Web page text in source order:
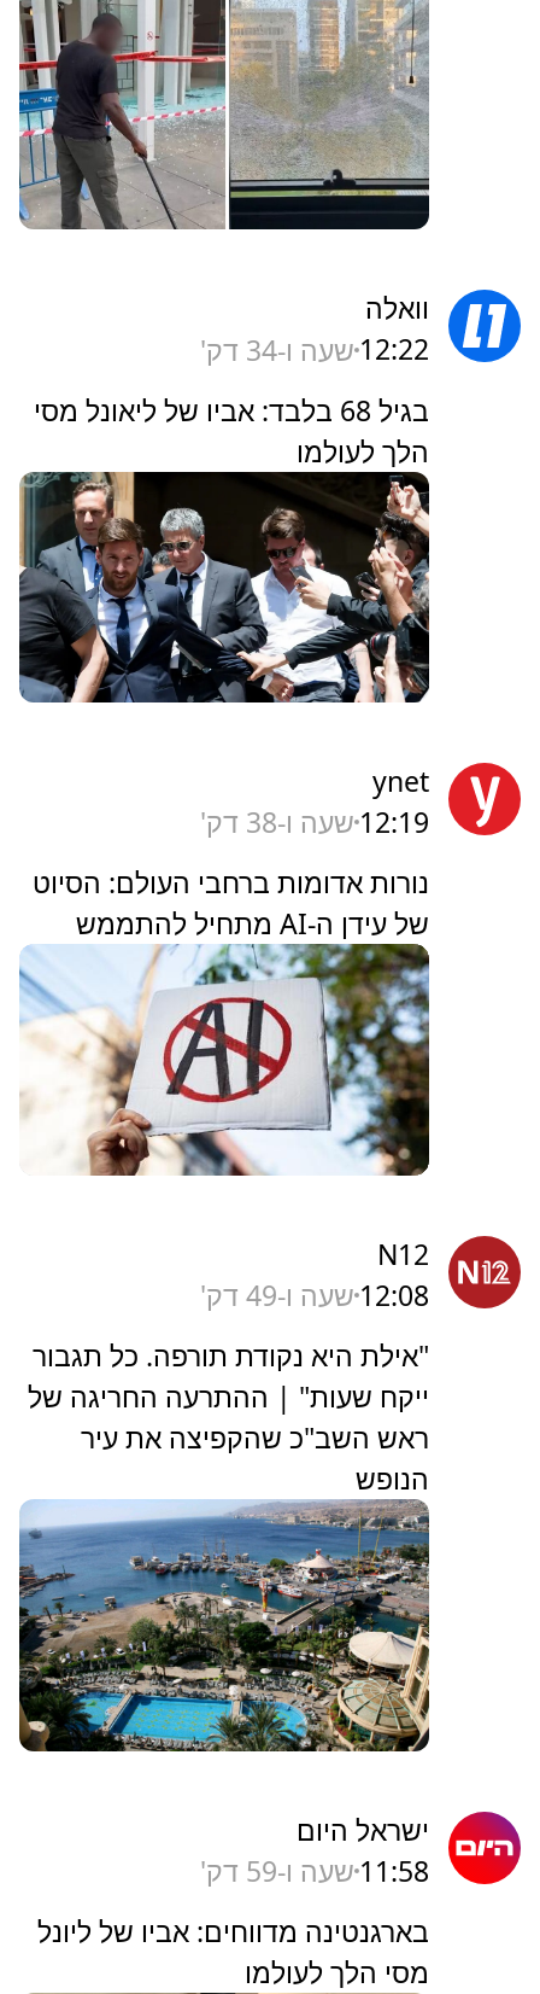
וואלה
12:22 שעה ו-34 דק'
בגיל 68 בלבד: אביו של ליאונל מסי
הלך לעולמו
ynet
12:19 שעה ו-38 דק'
נורות אדומות ברחבי העולם: הסיוט
של עידן ה-AI מתחיל להתממש
N12
12:08 שעה ו-49 דק'
"אילת היא נקודת תורפה. כל תגבור
ייקח שעות" | ההתרעה החריגה של
ראש השב"כ שהקפיצה את עיר
הנופש
ישראל היום
11:58 שעה ו-59 דק'
בארגנטינה מדווחים: אביו של ליונל
מסי הלך לעולמו